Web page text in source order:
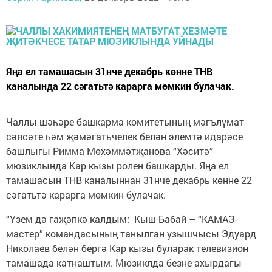
Яңа ел тамашасын 31нче декабрь көнне ТНВ
каналында 22 сәгатьтә карарга мөмкин булачак.
Чаллы шәһәре башкарма комитетының мәгълүмат
сәясәте һәм җәмәгатьчелек белән элемтә идарәсе
башлыгы Римма Мөхәммәтҗанова “Хәситә”
мюзиклында Кар кызы ролен башкарды. Яңа ел
тамашасын ТНВ каналыннан 31нче декабрь көнне 22
сәгатьтә карарга мөмкин булачак.
“Үзем дә гаҗәпкә калдым: Кыш Бабай – “КАМАЗ-
мастер” командасының танылган узышчысы Эдуард
Николаев белән бергә Кар кызы буларак телевизион
тамашада катнаштым. Мюзиклда безне ахырдагы